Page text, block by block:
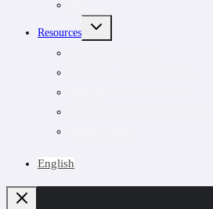
Resources
TOGGLE
CHILD
English